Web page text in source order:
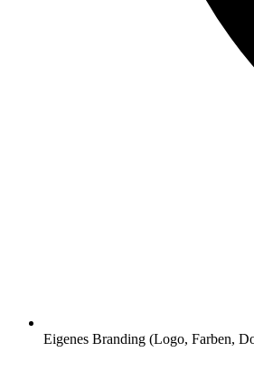
Eigenes Branding (Logo, Farben,